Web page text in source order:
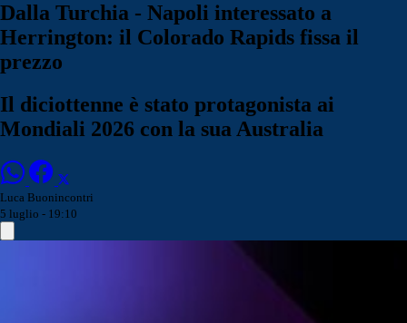
Dalla Turchia - Napoli interessato a
Herrington: il Colorado Rapids fissa il
prezzo
Il diciottenne è stato protagonista ai
Mondiali 2026 con la sua Australia
Luca Buonincontri
5 luglio - 19:10